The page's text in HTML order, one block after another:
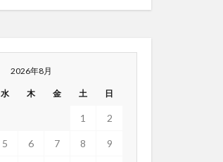
2026年8月
水 木 金 土 日
1 2
5 6 7 8 9